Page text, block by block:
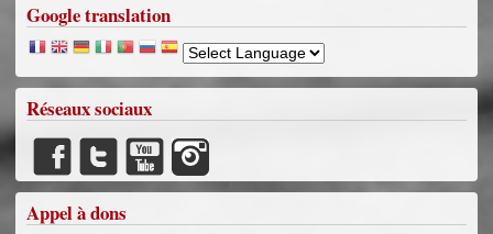
Google translation
Réseaux sociaux
Appel à dons